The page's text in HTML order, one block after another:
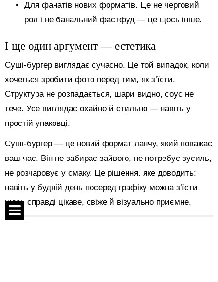
Для фанатів нових форматів. Це не черговий
рол і не банальний фастфуд — це щось інше.
І ще один аргумент — естетика
Суші-бургер виглядає сучасно. Це той випадок, коли
хочеться зробити фото перед тим, як з’їсти.
Структура не розпадається, шари видно, соус не
тече. Усе виглядає охайно й стильно — навіть у
простій упаковці.
Суші-бургер — це новий формат ланчу, який поважає
ваш час. Він не забирає зайвого, не потребує зусиль,
не розчаровує у смаку. Це рішення, яке доводить:
навіть у будній день посеред графіку можна з’їсти
щось справді цікаве, свіже й візуально приємне.